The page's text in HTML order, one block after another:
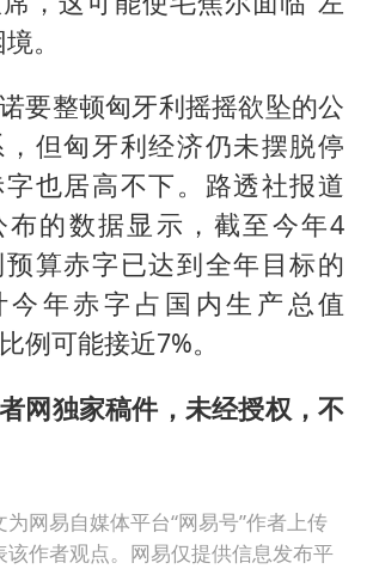
。
要整顿匈牙利摇摇欲坠的公
但匈牙利经济仍未摆脱停
也居高不下。路透社报道
布的数据显示，截至今年4
预算赤字已达到全年目标的
今年赤字占国内生产总值
例可能接近7%。
网独家稿件，未经授权，不
网易自媒体平台“网易号”作者上传
该作者观点。网易仅提供信息发布平